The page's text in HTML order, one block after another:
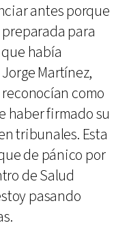
antes porque
para
había
Martínez,
como
haber firmado su
tribunales. Esta
de pánico por
de Salud
pasando